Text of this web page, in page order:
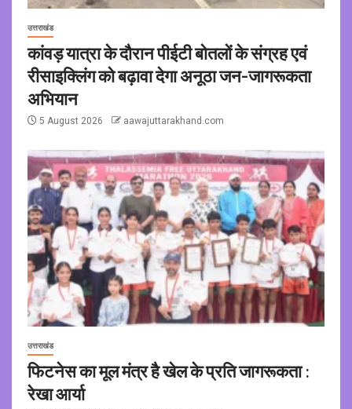
उत्तराखंड
कांवड़ यात्रा के दौरान पीईटी बोतलों के संग्रह एवं
रीसाइक्लिंग को बढ़ावा देगा अनूठा जन-जागरूकता
अभियान
5 August 2026 aawajuttarakhand.com
उत्तराखंड
फिटनेस का मूल मंत्र है खेल के प्रति जागरूकता :
रेखा आर्या